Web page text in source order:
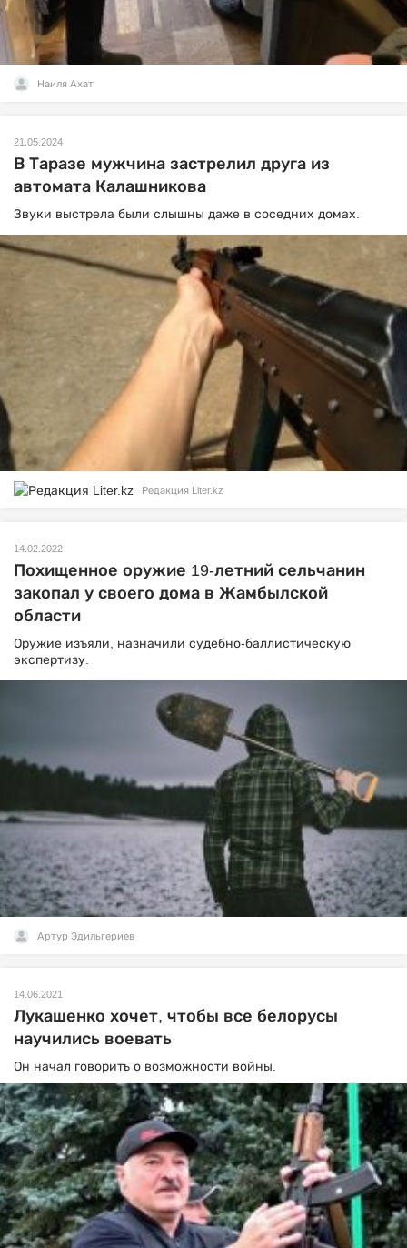
Наиля Ахат
21.05.2024
В Таразе мужчина застрелил друга из
автомата Калашникова
Звуки выстрела были слышны даже в соседних домах.
Редакция Liter.kz
14.02.2022
Похищенное оружие 19-летний сельчанин
закопал у своего дома в Жамбылской
области
Оружие изъяли, назначили судебно-баллистическую
экспертизу.
Артур Эдильгериев
14.06.2021
Лукашенко хочет, чтобы все белорусы
научились воевать
Он начал говорить о возможности войны.